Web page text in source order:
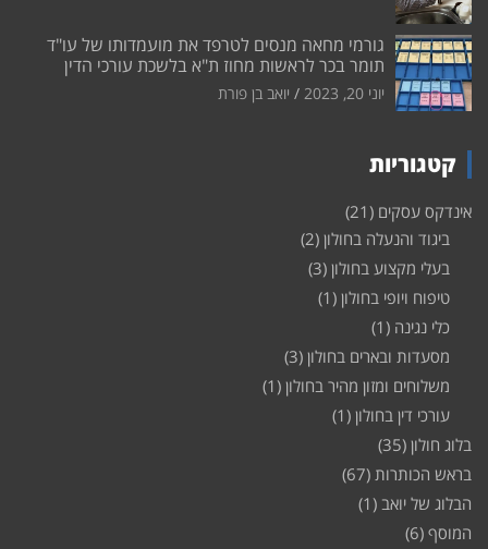
גורמי מחאה מנסים לטרפד את מועמדותו של עו"ד
תומר בכר לראשות מחוז ת"א בלשכת עורכי הדין
יוני 20, 2023 יואב בן פורת
קטגוריות
אינדקס עסקים (21)
ביגוד והנעלה בחולון (2)
בעלי מקצוע בחולון (3)
טיפוח ויופי בחולון (1)
כלי נגינה (1)
מסעדות ובארים בחולון (3)
משלוחים ומזון מהיר בחולון (1)
עורכי דין בחולון (1)
בלוג חולון (35)
בראש הכותרות (67)
הבלוג של יואב (1)
המוסף (6)